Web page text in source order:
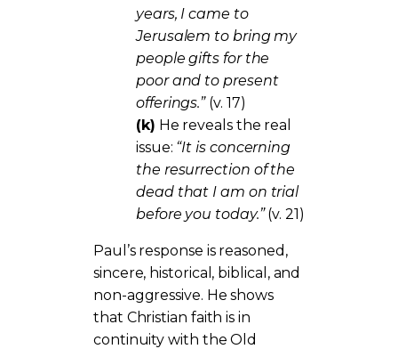
years, I came to
Jerusalem to bring my
people gifts for the
poor and to present
offerings.”(v. 17)
(k) He reveals the real
issue: “It is concerning
the resurrection of the
dead that I am on trial
before you today.”(v. 21)
Paul’s response is reasoned,
sincere, historical, biblical, and
non-aggressive. He shows
that Christian faith is in
continuity with the Old